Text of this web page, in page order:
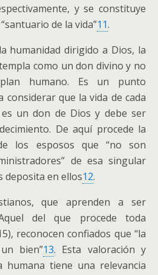
y se constituye
de la vida”11.
humanidad dirigido a Dios, la
como un don divino y no
humano. Es un punto
considerar que la vida de cada
un don de Dios y debe ser
De aquí procede la
los esposos que “no son
de esa singular
deposita en ellos12.
que aprenden a ser
del que procede toda
reconocen confiados que “la
bien”13. Esta valoración y
humana tiene una relevancia